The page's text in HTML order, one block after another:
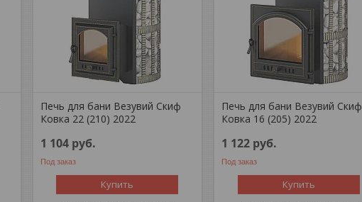
Печь для бани Везувий Скиф
Ковка 22 (210) 2022
1 104 руб.
Под заказ
Купить
Печь для бани Везувий Скиф
Ковка 16 (205) 2022
1 122 руб.
Под заказ
Купить